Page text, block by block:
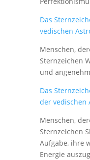
Das
vedischen
Menschen,
Sternzeichen
und
Das
der vedischen
Menschen,
Sternzeichen
Aufgabe, ihre
Energie